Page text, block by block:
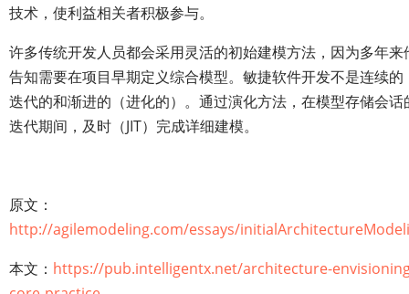
技术，使利益相关者积极参与。
许多传统开发人员都会采用灵活的初始建模方法，因为多年来
告知需要在项目早期定义综合模型。敏捷软件开发不是连续的
迭代的和渐进的（进化的）。通过演化方法，在模型存储会话
迭代期间，及时（JIT）完成详细建模。
原文：
http://agilemodeling.com/essays/
本文： https://pub.intelligentx.net/architecture-